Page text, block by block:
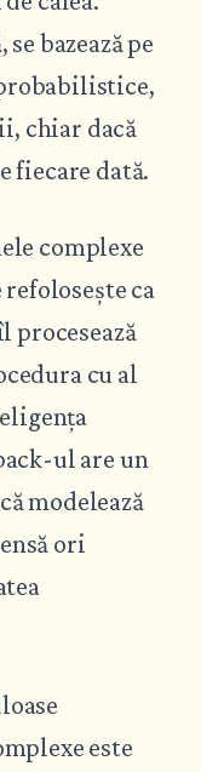
bazează pe
chiar dacă
fiecare dată.
complexe
ca
procesează
cu al
ul are un
modelează
ori
este